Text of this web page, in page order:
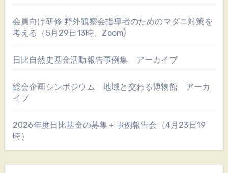
会員向け研修 野外観察会指導者のためのマダニ対策を
考える（5月29日13時、Zoom)
日比自然史基金活動報告事例集 アーカイブ
総会企画シンポジウム 地域と交わる博物館 アーカ
イブ
2026年度日比基金の募集＋事例報告会（4月23日19
時）